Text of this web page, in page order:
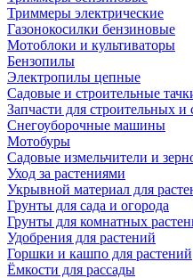
Триммеры электрические
Газонокосилки бензиновые
Мотоблоки и культиваторы
Бензопилы
Электропилы цепные
Садовые и строительные
Запчасти для строительных и
Снегоуборочные машины
Мотобуры
Садовые измельчители и
Уход за растениями
Укрывной материал для
Грунты для сада и огорода
Грунты для комнатных
Удобрения для растений
Горшки и кашпо для растений
Ёмкости для рассады